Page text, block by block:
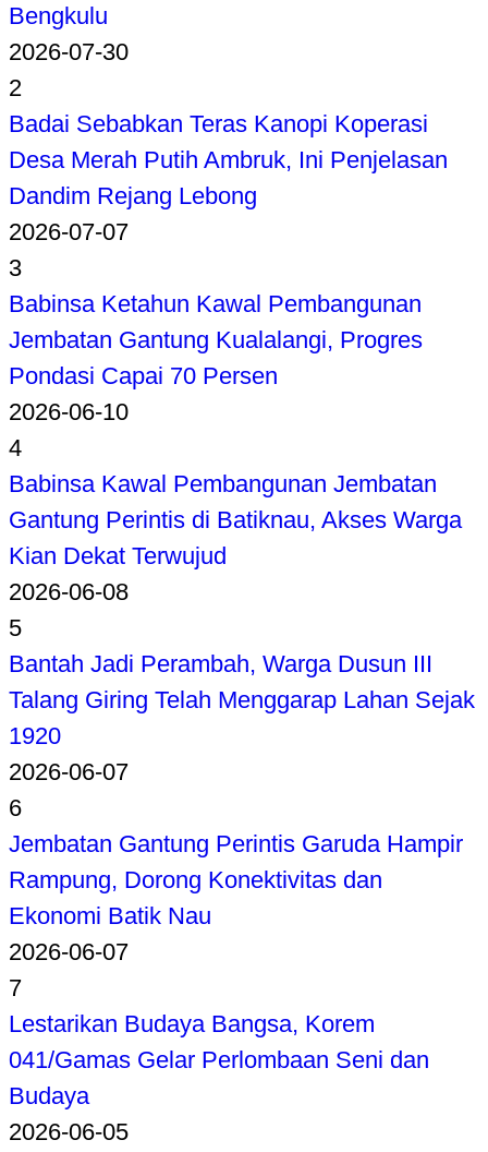
Bengkulu
2026-07-30
2
Badai Sebabkan Teras Kanopi Koperasi
Desa Merah Putih Ambruk, Ini Penjelasan
Dandim Rejang Lebong
2026-07-07
3
Babinsa Ketahun Kawal Pembangunan
Jembatan Gantung Kualalangi, Progres
Pondasi Capai 70 Persen
2026-06-10
4
Babinsa Kawal Pembangunan Jembatan
Gantung Perintis di Batiknau, Akses Warga
Kian Dekat Terwujud
2026-06-08
5
Bantah Jadi Perambah, Warga Dusun III
Talang Giring Telah Menggarap Lahan Sejak
1920
2026-06-07
6
Jembatan Gantung Perintis Garuda Hampir
Rampung, Dorong Konektivitas dan
Ekonomi Batik Nau
2026-06-07
7
Lestarikan Budaya Bangsa, Korem
041/Gamas Gelar Perlombaan Seni dan
Budaya
2026-06-05